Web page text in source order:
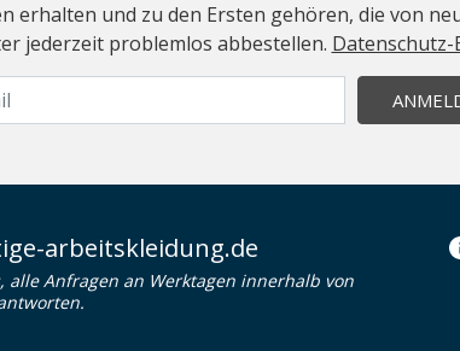
erhalten und zu den Ersten gehören, die von
jederzeit problemlos abbestellen.
arbeitskleidung.de
alle Anfragen an Werktagen innerhalb von